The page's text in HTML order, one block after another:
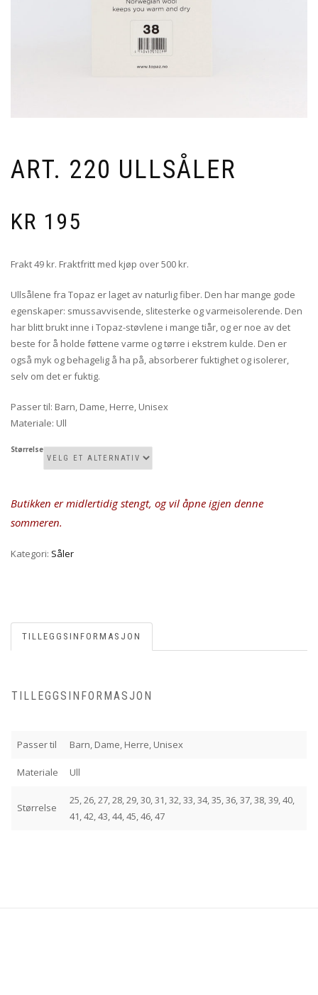
ART. 220 ULLSÅLER
KR 195
Frakt 49 kr. Fraktfritt med kjøp over 500 kr.
Ullsålene fra Topaz er laget av naturlig fiber. Den har mange gode
egenskaper: smussavvisende, slitesterke og varmeisolerende. Den
har blitt brukt inne i Topaz-støvlene i mange tiår, og er noe av det
beste for å holde føttene varme og tørre i ekstrem kulde. Den er
også myk og behagelig å ha på, absorberer fuktighet og isolerer,
selv om det er fuktig.
Passer til: Barn, Dame, Herre, Unisex
Materiale: Ull
Størrelse
Butikken er midlertidig stengt, og vil åpne igjen denne
sommeren.
Kategori: Såler
TILLEGGSINFORMASJON
TILLEGGSINFORMASJON
Passer til Barn, Dame, Herre, Unisex
Materiale Ull
Størrelse
25, 26, 27, 28, 29, 30, 31, 32, 33, 34, 35, 36, 37, 38, 39, 40,
41, 42, 43, 44, 45, 46, 47